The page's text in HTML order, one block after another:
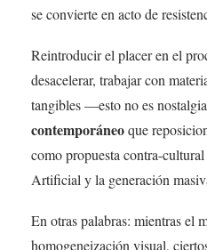
se convierte en acto de
Reintroducir el placer en el
desacelerar, trabajar con
tangibles —esto no es
contemporáneoque
como propuesta contra-
Artificial y la generación
En otras palabras: mientras el
homogeneización visual,